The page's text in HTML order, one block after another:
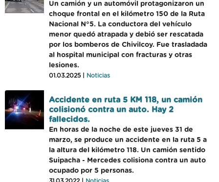
Un camión y un automóvil protagonizaron un
choque frontal en el kilómetro 150 de la Ruta
Nacional N°5. La conductora del vehículo
menor quedó atrapada y debió ser rescatada
por los bomberos de Chivilcoy. Fue trasladada
al hospital municipal con fracturas y otras
lesiones.
01.03.2025 | Noticias
Accidente en ruta 5 KM 118, un camión
colisionó contra un auto. Hay 2
fallecidos.
En horas de la noche de este jueves 31 de
marzo, se produce un accidente en la ruta 5 a
la altura del kilómetro 118. Un camión sentido
Suipacha - Mercedes colisiona contra un auto
ocupado por 5 personas.